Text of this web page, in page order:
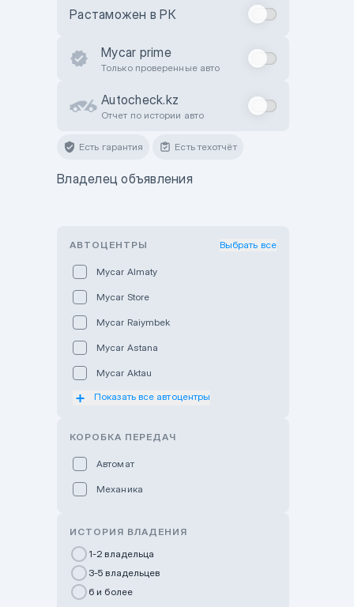
Растаможен в РК
Mycar prime
Только проверенные авто
Autocheck.kz
Отчет по истории авто
Есть гарантия Есть техотчёт
Владелец объявления
АВТОЦЕНТРЫ Выбрать все
Mycar Almaty
Mycar Store
Mycar Raiymbek
Mycar Astana
Mycar Aktau
Mycar Uralsk
GWM Nurly Zhol
Chery Astana
Показать все автоцентры
КОРОБКА ПЕРЕДАЧ
Автомат
Механика
ИСТОРИЯ ВЛАДЕНИЯ
1-2 владельца
3-5 владельцев
6 и более